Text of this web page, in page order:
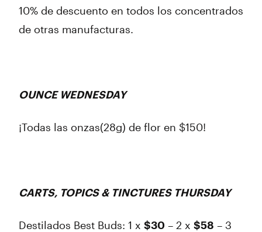
10% de descuento en todos los concentrados
de otras manufacturas.
OUNCE WEDNESDAY
¡Todas las onzas(28g) de flor en $150!
CARTS, TOPICS & TINCTURES THURSDAY
Destilados Best Buds: 1 x $30 – 2 x $58 – 3